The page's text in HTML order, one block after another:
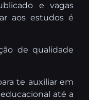
e vagas
aos estudos é
de qualidade
te auxiliar em
até a